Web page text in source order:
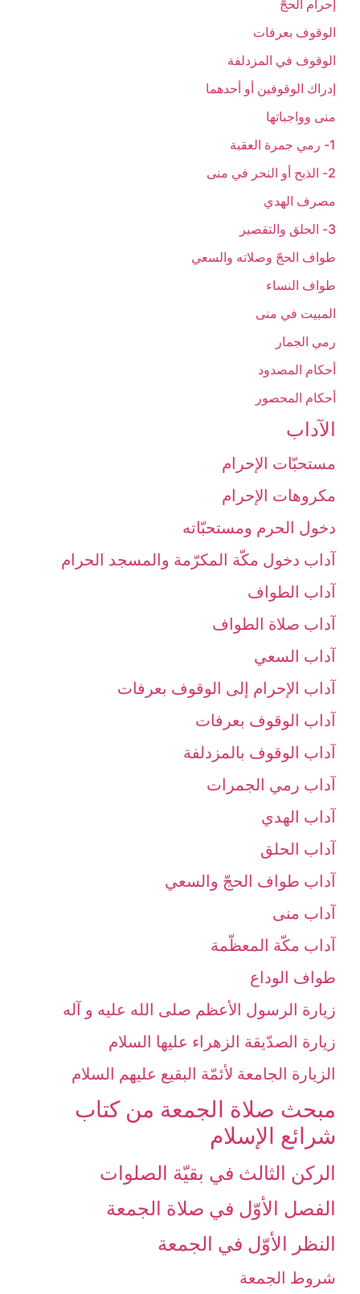
إحرام الحجّ‏
الوقوف بعرفات‏
الوقوف في المزدلفة
إدراك الوقوفين أو أحدهما
منى وواجباتها
1- رمي جمرة العقبة
2- الذبح أو النحر في منى
مصرف الهدي
3- الحلق والتقصير
طواف الحجّ وصلاته والسعي‏
طواف النساء
المبيت في منى‏
رمي الجمار
أحكام المصدود
أحكام المحصور
الآداب‏
مستحبّات الإحرام
مكروهات الإحرام‏
دخول الحرم ومستحبّاته‏
آداب دخول مكّة المكرّمة والمسجد الحرام‏
آداب الطواف‏
آداب صلاة الطواف‏
آداب السعي‏
آداب الإحرام إلى الوقوف بعرفات‏
آداب الوقوف بعرفات‏
آداب الوقوف بالمزدلفة
آداب رمي الجمرات‏
آداب الهدي‏
آداب الحلق‏
آداب طواف الحجّ والسعي‏
آداب منى‏
آداب مكّة المعظّمة
طواف الوداع‏
زيارة الرسول الأعظم صلى الله عليه و آله‏
زيارة الصدّيقة الزهراء عليها السلام‏
الزيارة الجامعة لأئمّة البقيع عليهم السلام‏
مبحث‏ صلاة الجمعة من كتاب
شرائع الإسلام‏
الركن الثالث‏ في بقيّة الصلوات‏
الفصل الأوّل ‏في صلاة الجمعة
النظر الأوّل في الجمعة
شروط الجمعة